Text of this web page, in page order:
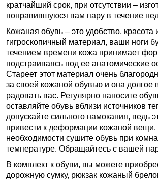
кратчайший срок, при отсутствии –
понравившуюся вам пару в течение
Кожаная обувь – это удобство,
гигроскопичный материал, ваши ноги
течением времени кожа принимает
подстраиваясь под ее анатомические
Стареет этот материал очень
за своей кожаной обувью и она долгое
радовать вас. Регулярно наносите
оставляйте обувь вблизи источников
допускайте сильного намокания, ведь
привести к деформации кожаной
необходимости сушите обувь при
температуре. Обращайтесь с вашей
В комплект к обуви, вы можете
дорожную сумку, рюкзак кожаный